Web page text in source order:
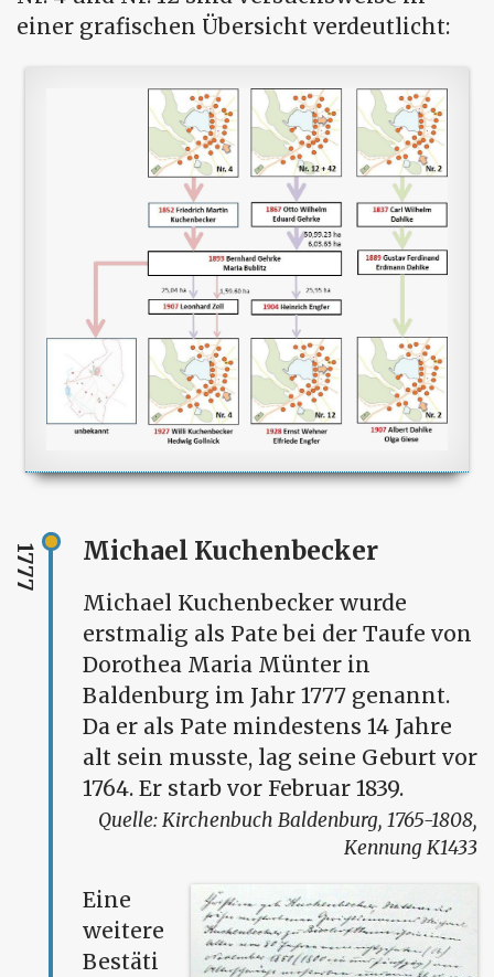
einer grafischen Übersicht verdeutlicht:
1777 Michael Kuchenbecker
Michael Kuchenbecker wurde
erstmalig als Pate bei der Taufe von
Dorothea Maria Münter in
Baldenburg im Jahr 1777 genannt.
Da er als Pate mindestens 14 Jahre
alt sein musste, lag seine Geburt vor
1764. Er starb vor Februar 1839.
Kirchenbuch Baldenburg, 1765-1808,
Kennung K1433
Eine
weitere
Bestäti